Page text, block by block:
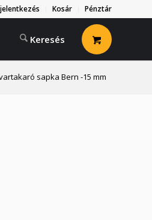
Kosár Pénztár
sapka Bern -15 mm